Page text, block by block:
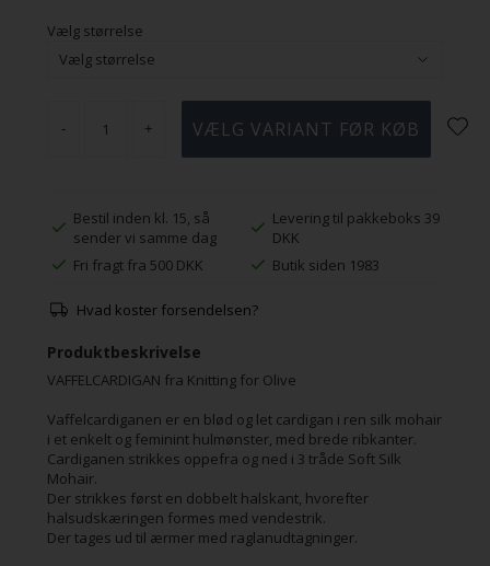
Vælg størrelse
- +
Bestil inden kl. 15, så
sender vi samme dag
Levering til pakkeboks 39
DKK
Fri fragt fra 500 DKK
Butik siden 1983
Hvad koster forsendelsen?
Produktbeskrivelse
VAFFELCARDIGAN fra Knitting for Olive
Vaffelcardiganen er en blød og let cardigan i ren silk mohair
i et enkelt og feminint hulmønster, med brede ribkanter.
Cardiganen strikkes oppefra og ned i 3 tråde Soft Silk
Mohair.
Der strikkes først en dobbelt halskant, hvorefter
halsudskæringen formes med vendestrik.
Der tages ud til ærmer med raglanudtagninger.